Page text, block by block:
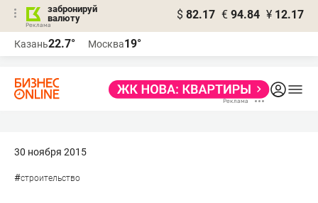
забронируй
валюту
$ 82.17 € 94.84 ¥ 12.17
Казань22.7° Москва19°
30 ноября 2015
#строительство